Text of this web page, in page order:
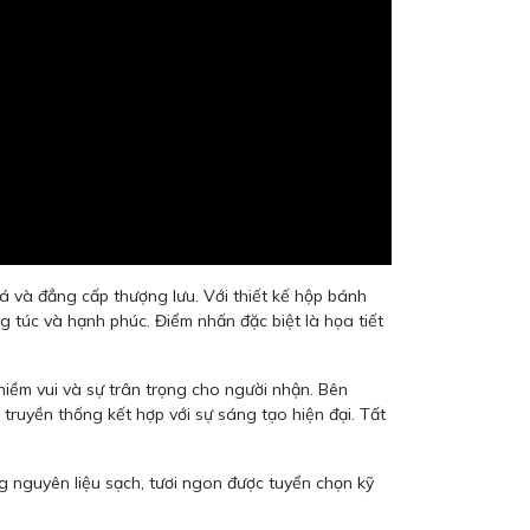
đẳng cấp thượng lưu. Với thiết kế hộp bánh
túc và hạnh phúc. Điểm nhấn đặc biệt là họa tiết
vui và sự trân trọng cho người nhận. Bên
thống kết hợp với sự sáng tạo hiện đại. Tất
liệu sạch, tươi ngon được tuyển chọn kỹ